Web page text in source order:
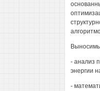
- анализ
энергии
-